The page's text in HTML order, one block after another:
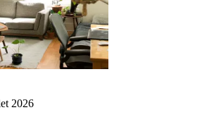
2026